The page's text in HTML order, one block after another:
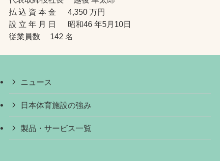
払 込 資 本 金 4,350 万円
設 立 年 月 日 昭和46 年5月10日
従業員数 142 名
ニュース
日本体育施設の強み
製品・サービス一覧